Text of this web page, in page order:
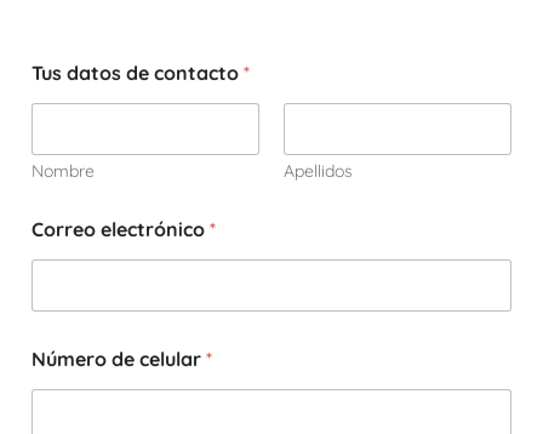
Tus datos de contacto *
Nombre Apellidos
Correo electrónico *
Número de celular *